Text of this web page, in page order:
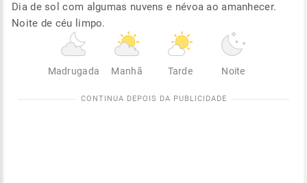
Dia de sol com algumas nuvens e névoa ao amanhecer.
Noite de céu limpo.
Madrugada Manhã Tarde Noite